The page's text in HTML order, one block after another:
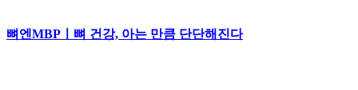
뼈엔MBPㅣ뼈 건강, 아는 만큼 단단해진다